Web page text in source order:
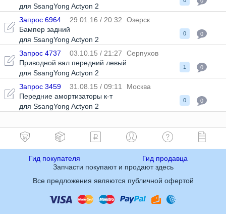
для SsangYong Actyon 2
Запрос 6964 29.01.16 / 20:32
Озерск
Бампер задний
для SsangYong Actyon 2
0 0
Запрос 4737 03.10.15 / 21:27
Серпухов
Приводной вал передний левый
для SsangYong Actyon 2
1 0
Запрос 3459 31.08.15 / 09:11
Москва
Передние амортизаторы к-т
для SsangYong Actyon 2
0 0
Гид покупателя
Гид продавца
Запчасти покупают и продают здесь
Все предложения являются публичной офертой